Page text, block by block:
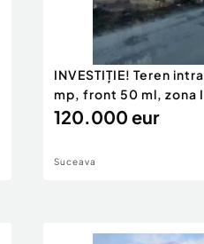
INVESTIȚIE! Teren
mp, front 50 ml, zona
120.000 eur
Suceava